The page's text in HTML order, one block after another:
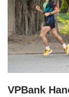
VPBank